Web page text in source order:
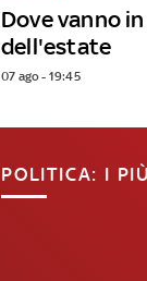
Dove vanno
dell'estate
07 ago - 19:45
POLITICA: I